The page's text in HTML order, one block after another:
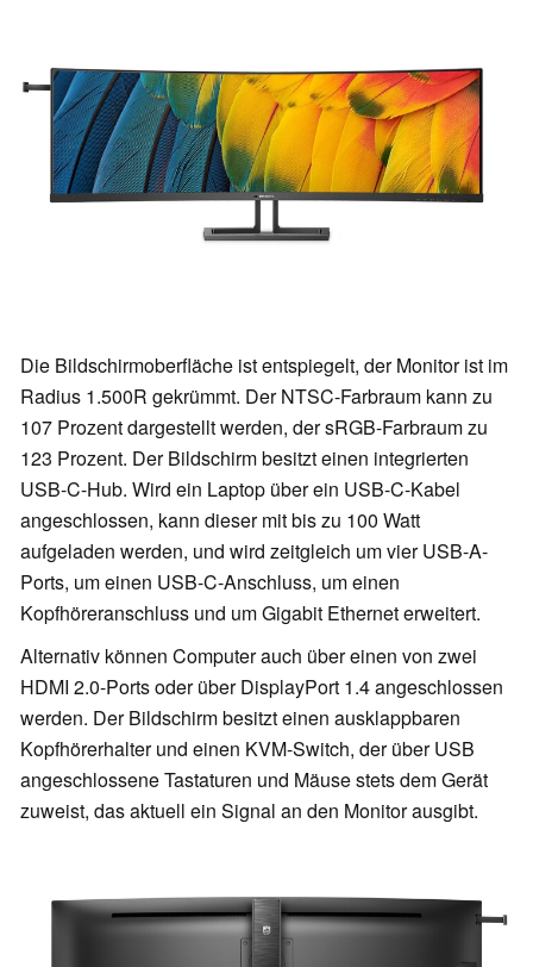
Die Bildschirmoberfläche ist entspiegelt, der Monitor ist im
Radius 1.500R gekrümmt. Der NTSC-Farbraum kann zu
107 Prozent dargestellt werden, der sRGB-Farbraum zu
123 Prozent. Der Bildschirm besitzt einen integrierten
USB-C-Hub. Wird ein Laptop über ein USB-C-Kabel
angeschlossen, kann dieser mit bis zu 100 Watt
aufgeladen werden, und wird zeitgleich um vier USB-A-
Ports, um einen USB-C-Anschluss, um einen
Kopfhöreranschluss und um Gigabit Ethernet erweitert.
Alternativ können Computer auch über einen von zwei
HDMI 2.0-Ports oder über DisplayPort 1.4 angeschlossen
werden. Der Bildschirm besitzt einen ausklappbaren
Kopfhörerhalter und einen KVM-Switch, der über USB
angeschlossene Tastaturen und Mäuse stets dem Gerät
zuweist, das aktuell ein Signal an den Monitor ausgibt.